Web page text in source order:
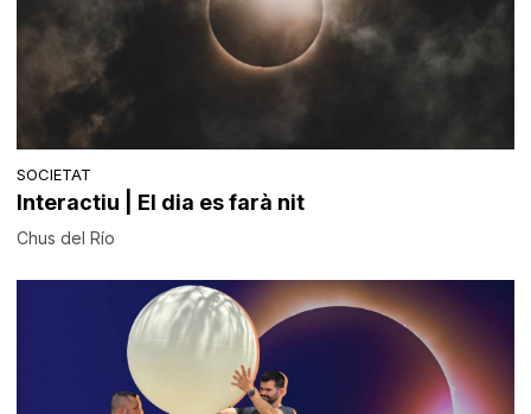
SOCIETAT
Interactiu | El dia es farà nit
Chus del Río